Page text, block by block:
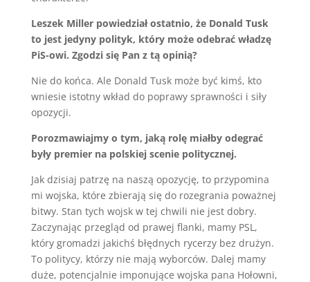
Leszek Miller powiedział ostatnio, że Donald Tusk
to jest jedyny polityk, który może odebrać władzę
PiS-owi. Zgodzi się Pan z tą opinią?
Nie do końca. Ale Donald Tusk może być kimś, kto
wniesie istotny wkład do poprawy sprawności i siły
opozycji.
Porozmawiajmy o tym, jaką rolę miałby odegrać
były premier na polskiej scenie politycznej.
Jak dzisiaj patrzę na naszą opozycję, to przypomina
mi wojska, które zbierają się do rozegrania poważnej
bitwy. Stan tych wojsk w tej chwili nie jest dobry.
Zaczynając przegląd od prawej flanki, mamy PSL,
który gromadzi jakichś błędnych rycerzy bez drużyn.
To politycy, którzy nie mają wyborców. Dalej mamy
duże, potencjalnie imponujące wojska pana Hołowni,